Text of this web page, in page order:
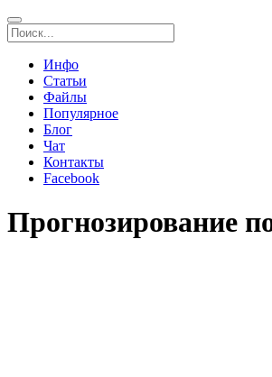
Инфо
Статьи
Файлы
Популярное
Блог
Чат
Контакты
Facebook
Прогнозирование